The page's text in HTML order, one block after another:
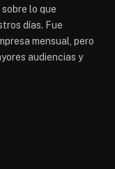
lo que
días. Fue
mensual, pero
audiencias y